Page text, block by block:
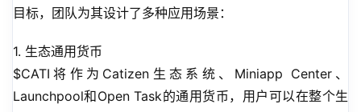
目标，团队为其设计了多种应用场景：
1. 生态通用货币
$CATI将作为Catizen生态系统、Miniapp Center、
Launchpool和Open Task的通用货币，用户可以在整个生